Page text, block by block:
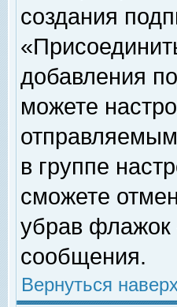
создания
добавления
можете
в группе
сможете
убрав флажок
сообщения.
Вернуться